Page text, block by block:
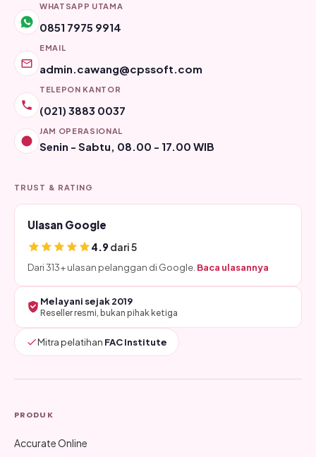
WHATSAPP UTAMA
0851 7975 9914
EMAIL
admin.cawang@cpssoft.com
TELEPON KANTOR
(021) 3883 0037
JAM OPERASIONAL
Senin - Sabtu, 08.00 - 17.00 WIB
TRUST & RATING
Ulasan Google
4.9dari 5
Dari 313+ ulasan pelanggan di Google. Baca ulasannya
Melayani sejak 2019
Reseller resmi, bukan pihak ketiga
Mitra pelatihan FAC Institute
PRODUK
Accurate Online